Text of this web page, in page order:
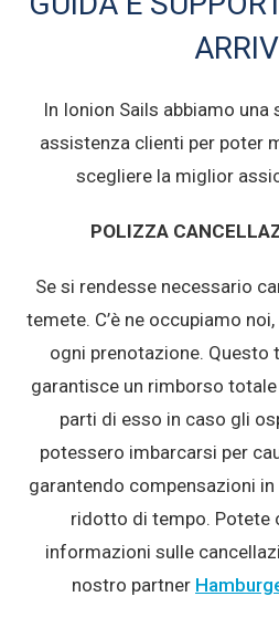
In Ionion Sails abbiamo
assistenza clienti per poter
scegliere la miglior
POLIZZA
Se si rendesse necessario
temete. C’è ne occupiamo
ogni prenotazione. Questo
garantisce un rimborso
parti di esso in caso gli
potessero imbarcarsi per
garantendo compensazioni
ridotto di tempo. Potete
informazioni sulle
nostro partner